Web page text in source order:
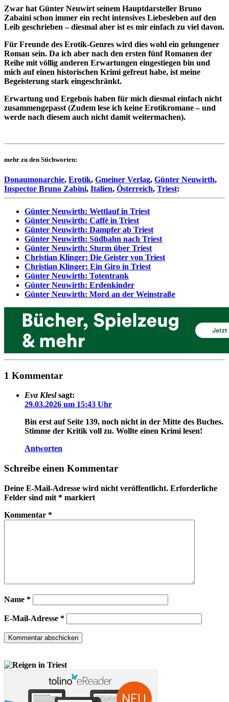
Zwar hat Günter Neuwirt seinem Hauptdarsteller Bruno
Zabaini schon immer ein recht intensives Liebesleben auf den
Leib geschrieben – diesmal aber ist es mir einfach zu viel davon.
Für Freunde des Erotik-Genres wird dies wohl ein gelungener
Roman sein. Da ich aber nach den ersten fünf Romanen der
Reihe mit völlig anderen Erwartungen eingestiegen bin und
mich auf einen historischen Krimi gefreut habe, ist meine
Begeisterung stark eingeschränkt.
Erwartung und Ergebnis haben für mich diesmal einfach nicht
zusammengepasst (Zudem lese ich keine Erotikromane – und
werde nach diesem auch nicht damit weitermachen).
mehr zu den Stichworten:
Donaumonarchie, Erotik, Gmeiner Verlag, Günter Neuwirth,
Inspector Bruno Zabini, Italien, Österreich, Triest:
Günter Neuwirth: Wettlauf in Triest
Günter Neuwirth: Caffè in Triest
Günter Neuwirth: Dampfer ab Triest
Günter Neuwirth: Südbahn nach Triest
Günter Neuwirth: Sturm über Triest
Christian Klinger: Die Geister von Triest
Christian Klinger: Ein Giro in Triest
Günter Neuwirth: Totentrank
Günter Neuwirth: Erdenkinder
Günter Neuwirth: Mord an der Weinstraße
1 Kommentar
Eva Klesl sagt:
29.03.2026 um 15:43 Uhr
Bin erst auf Seite 139, noch nicht in der Mitte des Buches.
Stimme der Kritik voll zu. Wollte einen Krimi lesen!
Antworten
Schreibe einen Kommentar
Deine E-Mail-Adresse wird nicht veröffentlicht. Erforderliche
Felder sind mit * markiert
Kommentar *
Name *
E-Mail-Adresse *